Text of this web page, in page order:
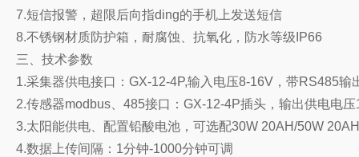
7.短信报警，超限后向指ding的手机上发送短信
8.不锈钢材质防护箱，耐腐蚀、抗氧化，防水等级IP66
三、技术参数
1.采集器供电接口：GX-12-4P,输入电压8-16V，带RS485输
2.传感器modbus、485接口：GX-12-4P插头，输出供电电
3.太阳能供电、配置铅酸电池，可选配30W 20AH/50W
4.数据上传间隔：1分钟-1000分钟可调